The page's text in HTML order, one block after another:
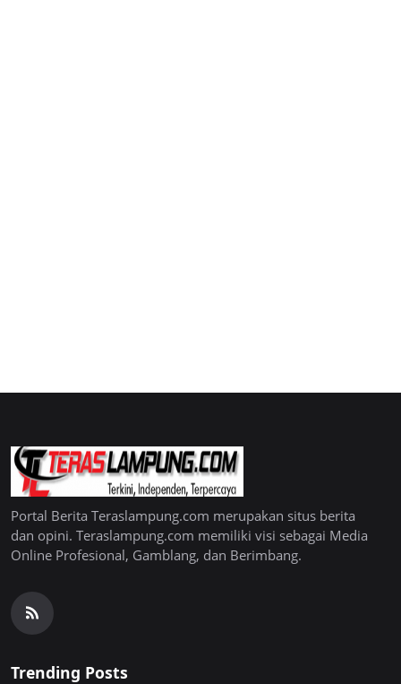
Portal Berita Teraslampung.com merupakan situs berita
dan opini. Teraslampung.com memiliki visi sebagai Media
Online Profesional, Gamblang, dan Berimbang.
Trending Posts